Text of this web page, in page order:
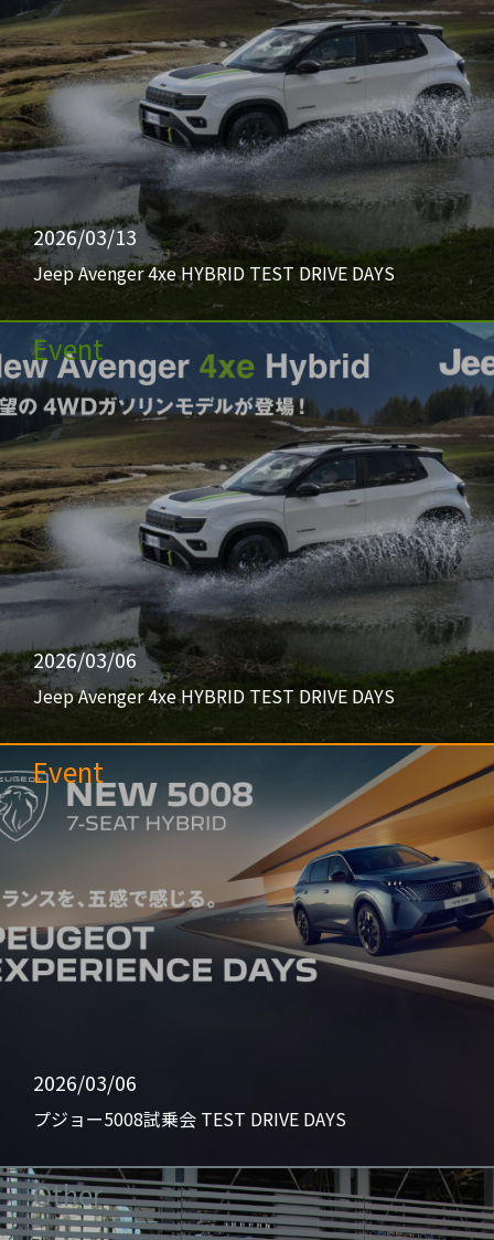
2026/03/13
Jeep Avenger 4xe HYBRID TEST DRIVE DAYS
Event
2026/03/06
Jeep Avenger 4xe HYBRID TEST DRIVE DAYS
Event
2026/03/06
プジョー5008試乗会 TEST DRIVE DAYS
Other